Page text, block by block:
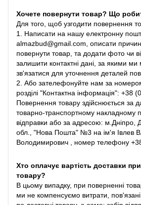
Хочете повернути товар? Що
Для того, щоб узгодити повернення
1. Написати на нашу електронну
almazbud@gmail.com, описати
повернути товар, та додати фото чи
залишити контактні дані, за якими
зв'язатися для уточнення деталей
2. Або зателефонуйте нам за
розділі "Контактна інформація": +38
Повернення товару здійснюється за
товарно-транспортному накладному
відправки або за адресою: м.Дніпро,
обл., "Нова Пошта" №3 на ім'я Івлев
Володимирович , номер телефону
Хто оплачує вартість доставки
товару?
В цьому випадку, при поверненні
ми не компенсуємо витрати, пов'язані